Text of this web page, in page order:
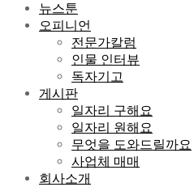
뉴스툰
오피니언
전문가칼럼
인물 인터뷰
독자기고
게시판
일자리 구해요
일자리 원해요
무엇을 도와드릴까요
사업체 매매
회사소개